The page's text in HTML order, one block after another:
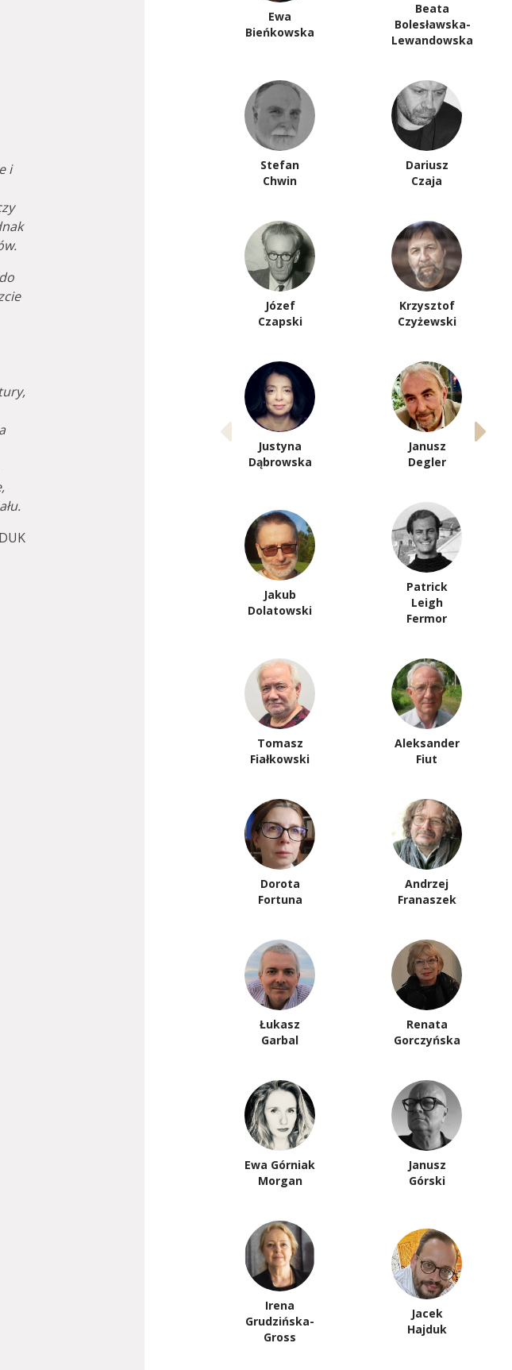
i
Ewa
Bieńkowska
Beata
Bolesławska-
Lewandowska
Stefan
Chwin
Dariusz
Czaja
Józef
Czapski
Krzysztof
Czyżewski
Justyna
Dąbrowska
Janusz
Degler
Jakub
Dolatowski
Patrick
Leigh
Fermor
Tomasz
Fiałkowski
Aleksander
Fiut
Dorota
Fortuna
Andrzej
Franaszek
Łukasz
Garbal
Renata
Gorczyńska
Ewa Górniak
Morgan
Janusz
Górski
Irena
Grudzińska-
Gross
Jacek
Hajduk